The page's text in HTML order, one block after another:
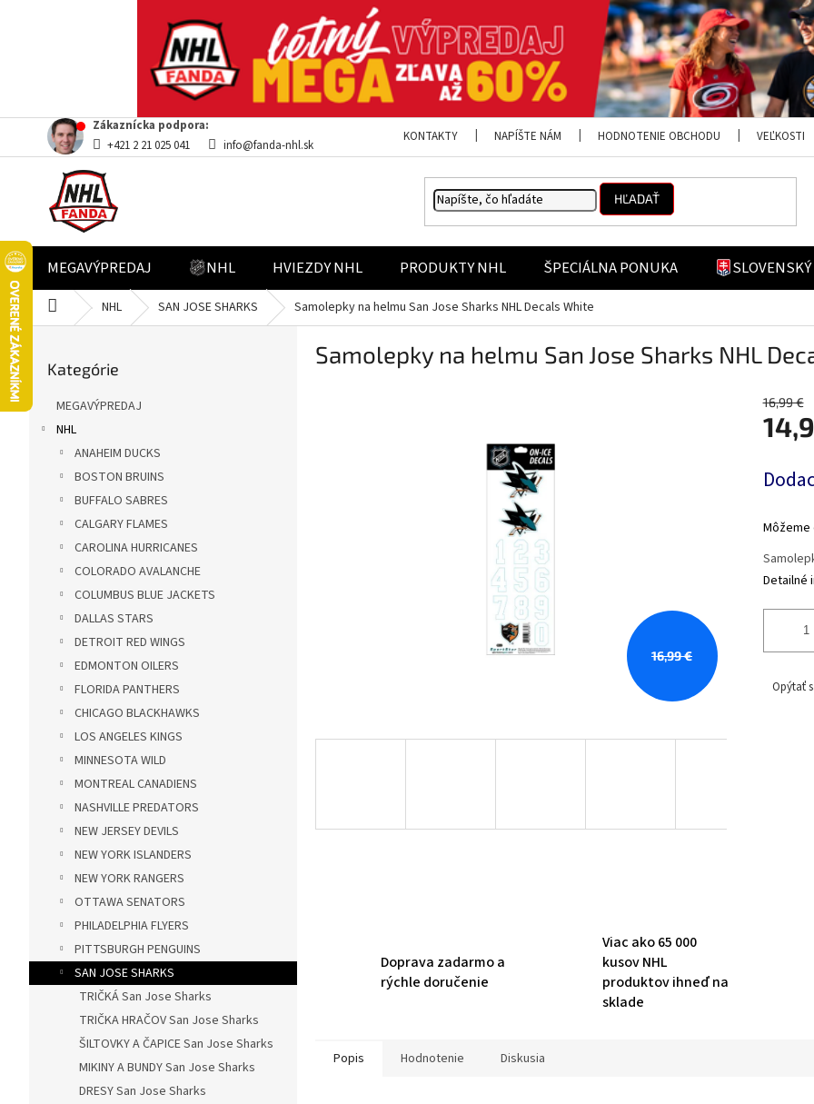
Prejsť
obsah
Zákaznícka podpora:
+421 2 21 025 041
info@fanda-nhl.sk
KONTAKTY NAPÍŠTE NÁM HODNOTENIE OBCHODU VEĽKOSTI
HĽADAŤ
MEGAVÝPREDAJ NHL HVIEZDY NHL PRODUKTY NHL ŠPECIÁLNA PONUKA
DomovNHL SAN JOSE SHARKS Samolepky na helmu San Jose Sharks NHL Decals White
ý
kategórie
Kategórie
MEGAVÝPREDAJ
NHL
ANAHEIM DUCKS
BOSTON BRUINS
BUFFALO SABRES
CALGARY FLAMES
CAROLINA HURRICANES
COLORADO AVALANCHE
COLUMBUS BLUE JACKETS
DALLAS STARS
DETROIT RED WINGS
EDMONTON OILERS
FLORIDA PANTHERS
CHICAGO BLACKHAWKS
LOS ANGELES KINGS
MINNESOTA WILD
MONTREAL CANADIENS
NASHVILLE PREDATORS
NEW JERSEY DEVILS
NEW YORK ISLANDERS
NEW YORK RANGERS
OTTAWA SENATORS
PHILADELPHIA FLYERS
PITTSBURGH PENGUINS
SAN JOSE SHARKS
TRIČKÁ San Jose Sharks
TRIČKA HRAČOV San Jose Sharks
ŠILTOVKY A ČAPICE San Jose Sharks
MIKINY A BUNDY San Jose Sharks
DRESY San Jose Sharks
Samolepky na helmu San Jose Sharks NHL
16,99 €
16,99 €
cena:
Detailné
Opýtať
Doprava zadarmo a
rýchle doručenie
Viac ako 65 000
kusov NHL
produktov ihneď na
sklade
Popis Hodnotenie Diskusia